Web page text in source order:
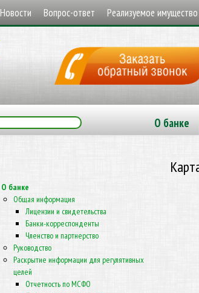
Новости Вопрос-ответ Реализуемое имущество
О банке
О банке
Общая информация
Лицензии и свидетельства
Банки-корреспонденты
Членство и партнерство
Руководство
Раскрытие информации для регулятивных
целей
Отчетность по МСФО